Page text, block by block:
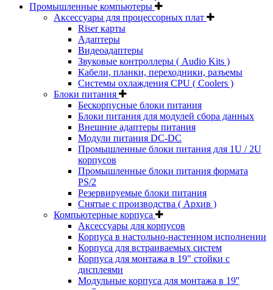
Промышленные компьютеры
Аксессуары для процессорных плат
Riser карты
Адаптеры
Видеоадаптеры
Звуковые контроллеры ( Audio Kits )
Кабели, планки, переходники, разъемы
Системы охлаждения CPU ( Coolers )
Блоки питания
Бескорпусные блоки питания
Блоки питания для модулей сбора данных
Внешние адаптеры питания
Модули питания DC-DC
Промышленные блоки питания для 1U / 2U
корпусов
Промышленные блоки питания формата
PS/2
Резервируемые блоки питания
Снятые с производства ( Архив )
Компьютерные корпуса
Аксессуары для корпусов
Корпуса в настольно-настенном исполнении
Корпуса для встраиваемых систем
Корпуса для монтажа в 19" стойки с
дисплеями
Модульные корпуса для монтажа в 19''